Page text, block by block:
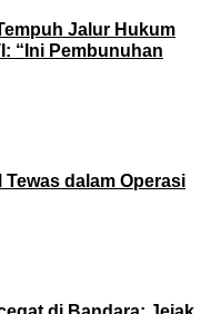
Jalur Hukum
“Ini Pembunuhan
dalam Operasi